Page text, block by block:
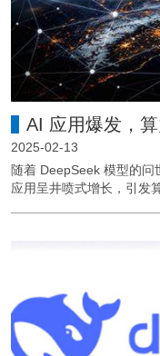
AI 应用爆发，
2025-02-13
随着 DeepSeek 模型的问
应用呈井喷式增长，引发